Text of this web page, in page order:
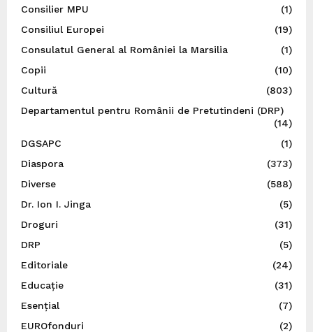
Consilier MPU
(1)
Consiliul Europei
(19)
Consulatul General al României la Marsilia
(1)
Copii
(10)
Cultură
(803)
Departamentul pentru Românii de Pretutindeni (DRP)
(14)
DGSAPC
(1)
Diaspora
(373)
Diverse
(588)
Dr. Ion I. Jinga
(5)
Droguri
(31)
DRP
(5)
Editoriale
(24)
Educație
(31)
Esențial
(7)
EUROfonduri
(2)